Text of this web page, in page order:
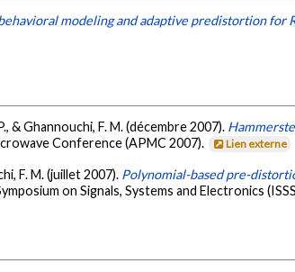
modeling and adaptive predistortion for
& Ghannouchi, F. M. (décembre 2007).
Conference (APMC 2007).
Lien externe
F. M. (juillet 2007). Polynomial-based pre-
on Signals, Systems and Electronics